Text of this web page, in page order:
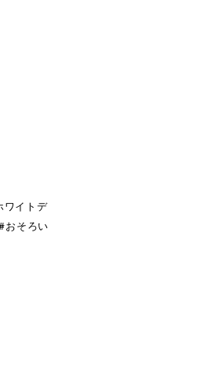
ワイトデ
おそろい